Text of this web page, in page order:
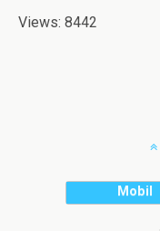
Views: 8442
Mobil